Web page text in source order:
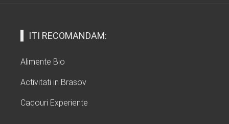
ITI RECOMANDAM:
Alimente Bio
Activitati in Brasov
Cadouri Experiente